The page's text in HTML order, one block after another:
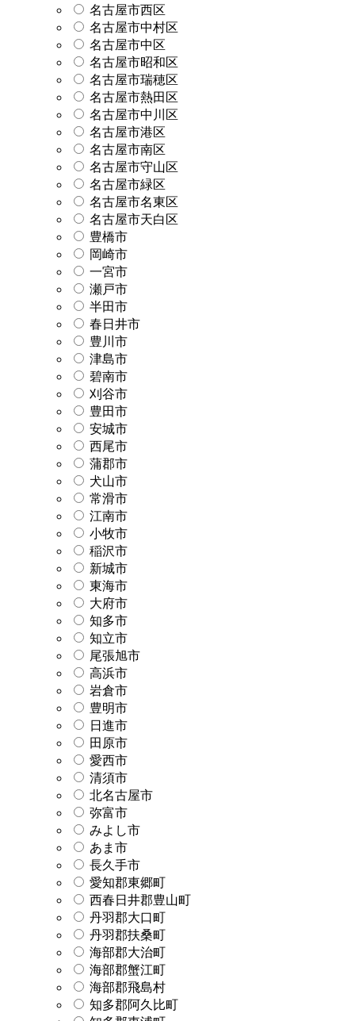
名古屋市西区
名古屋市中村区
名古屋市中区
名古屋市昭和区
名古屋市瑞穂区
名古屋市熱田区
名古屋市中川区
名古屋市港区
名古屋市南区
名古屋市守山区
名古屋市緑区
名古屋市名東区
名古屋市天白区
豊橋市
岡崎市
一宮市
瀬戸市
半田市
春日井市
豊川市
津島市
碧南市
刈谷市
豊田市
安城市
西尾市
蒲郡市
犬山市
常滑市
江南市
小牧市
稲沢市
新城市
東海市
大府市
知多市
知立市
尾張旭市
高浜市
岩倉市
豊明市
日進市
田原市
愛西市
清須市
北名古屋市
弥富市
みよし市
あま市
長久手市
愛知郡東郷町
西春日井郡豊山町
丹羽郡大口町
丹羽郡扶桑町
海部郡大治町
海部郡蟹江町
海部郡飛島村
知多郡阿久比町